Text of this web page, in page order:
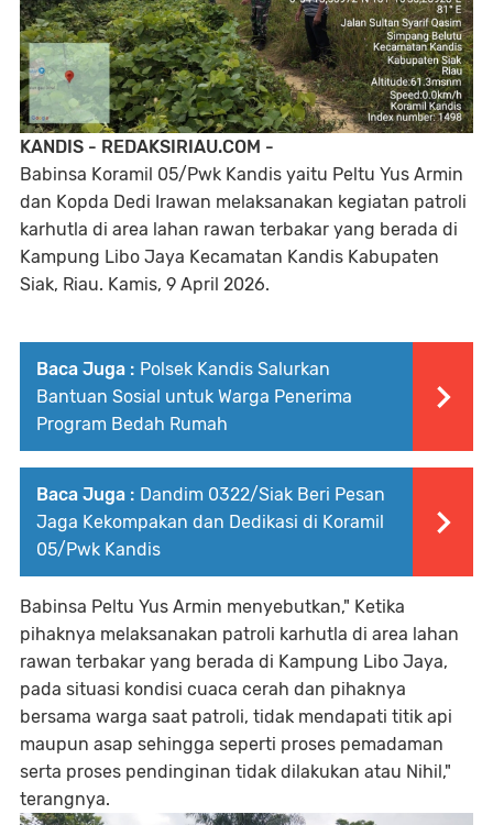
KANDIS - REDAKSIRIAU.COM -
Babinsa Koramil 05/Pwk Kandis yaitu Peltu Yus Armin
dan Kopda Dedi Irawan melaksanakan kegiatan patroli
karhutla di area lahan rawan terbakar yang berada di
Kampung Libo Jaya Kecamatan Kandis Kabupaten
Siak, Riau. Kamis, 9 April 2026.
Baca Juga : Polsek Kandis Salurkan
Bantuan Sosial untuk Warga Penerima
Program Bedah Rumah
Baca Juga : Dandim 0322/Siak Beri Pesan
Jaga Kekompakan dan Dedikasi di Koramil
05/Pwk Kandis
Babinsa Peltu Yus Armin menyebutkan," Ketika
pihaknya melaksanakan patroli karhutla di area lahan
rawan terbakar yang berada di Kampung Libo Jaya,
pada situasi kondisi cuaca cerah dan pihaknya
bersama warga saat patroli, tidak mendapati titik api
maupun asap sehingga seperti proses pemadaman
serta proses pendinginan tidak dilakukan atau Nihil,"
terangnya.